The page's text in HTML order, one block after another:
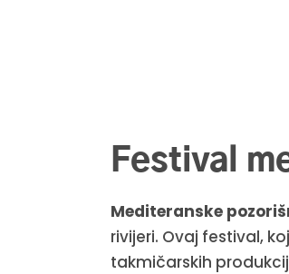
Festival
Mediteranske
rivijeri. Ovaj festival,
takmičarskih